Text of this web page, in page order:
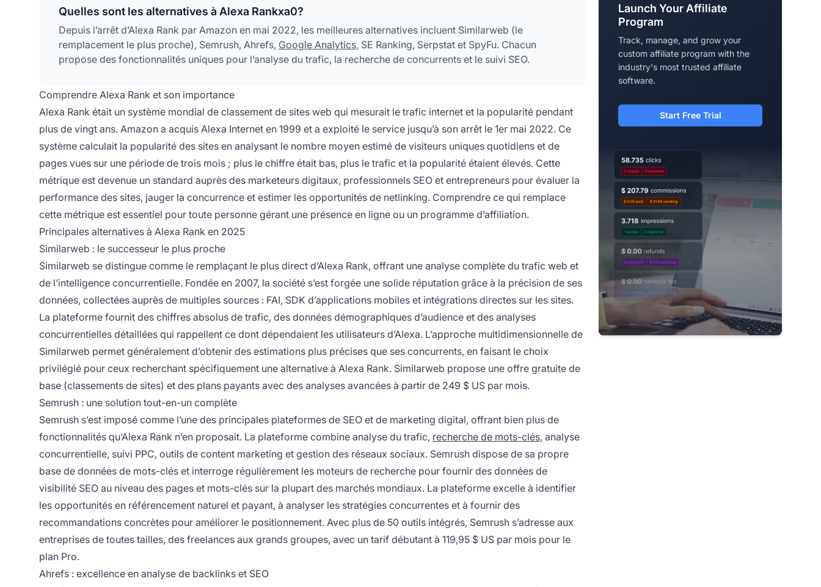
Quelles sont les alternatives à Alexa Rankxa0?
Depuis l’arrêt d’Alexa Rank par Amazon en mai 2022, les meilleures alternatives incluent Similarweb (le
remplacement le plus proche), Semrush, Ahrefs, Google Analytics, SE Ranking, Serpstat et SpyFu. Chacun
propose des fonctionnalités uniques pour l’analyse du trafic, la recherche de concurrents et le suivi SEO.
Comprendre Alexa Rank et son importance
Alexa Rank était un système mondial de classement de sites web qui mesurait le trafic internet et la popularité pendant
plus de vingt ans. Amazon a acquis Alexa Internet en 1999 et a exploité le service jusqu’à son arrêt le 1er mai 2022. Ce
système calculait la popularité des sites en analysant le nombre moyen estimé de visiteurs uniques quotidiens et de
pages vues sur une période de trois mois ; plus le chiffre était bas, plus le trafic et la popularité étaient élevés. Cette
métrique est devenue un standard auprès des marketeurs digitaux, professionnels SEO et entrepreneurs pour évaluer la
performance des sites, jauger la concurrence et estimer les opportunités de netlinking. Comprendre ce qui remplace
cette métrique est essentiel pour toute personne gérant une présence en ligne ou un programme d’affiliation.
Principales alternatives à Alexa Rank en 2025
Similarweb : le successeur le plus proche
Similarweb se distingue comme le remplaçant le plus direct d’Alexa Rank, offrant une analyse complète du trafic web et
de l’intelligence concurrentielle. Fondée en 2007, la société s’est forgée une solide réputation grâce à la précision de ses
données, collectées auprès de multiples sources : FAI, SDK d’applications mobiles et intégrations directes sur les sites.
La plateforme fournit des chiffres absolus de trafic, des données démographiques d’audience et des analyses
concurrentielles détaillées qui rappellent ce dont dépendaient les utilisateurs d’Alexa. L’approche multidimensionnelle de
Similarweb permet généralement d’obtenir des estimations plus précises que ses concurrents, en faisant le choix
privilégié pour ceux recherchant spécifiquement une alternative à Alexa Rank. Similarweb propose une offre gratuite de
base (classements de sites) et des plans payants avec des analyses avancées à partir de 249 $ US par mois.
Semrush : une solution tout-en-un complète
Semrush s’est imposé comme l’une des principales plateformes de SEO et de marketing digital, offrant bien plus de
fonctionnalités qu’Alexa Rank n’en proposait. La plateforme combine analyse du trafic, recherche de mots-clés, analyse
concurrentielle, suivi PPC, outils de content marketing et gestion des réseaux sociaux. Semrush dispose de sa propre
base de données de mots-clés et interroge régulièrement les moteurs de recherche pour fournir des données de
visibilité SEO au niveau des pages et mots-clés sur la plupart des marchés mondiaux. La plateforme excelle à identifier
les opportunités en référencement naturel et payant, à analyser les stratégies concurrentes et à fournir des
recommandations concrètes pour améliorer le positionnement. Avec plus de 50 outils intégrés, Semrush s’adresse aux
entreprises de toutes tailles, des freelances aux grands groupes, avec un tarif débutant à 119,95 $ US par mois pour le
plan Pro.
Ahrefs : excellence en analyse de backlinks et SEO
Launch Your Affiliate
Program
Track, manage, and grow your
custom affiliate program with the
industry's most trusted affiliate
software.
Start Free Trial